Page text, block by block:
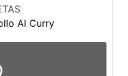
Al Curry